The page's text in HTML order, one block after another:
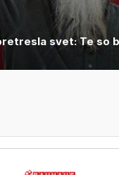
svet: Te so